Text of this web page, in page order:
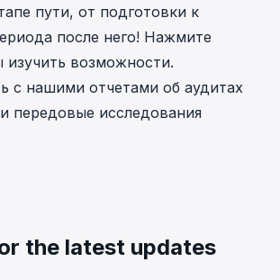
пути, от подготовки к
после него! Нажмите
изучить возможности.
с нашими отчетами об аудитах
передовые исследования
the latest updates